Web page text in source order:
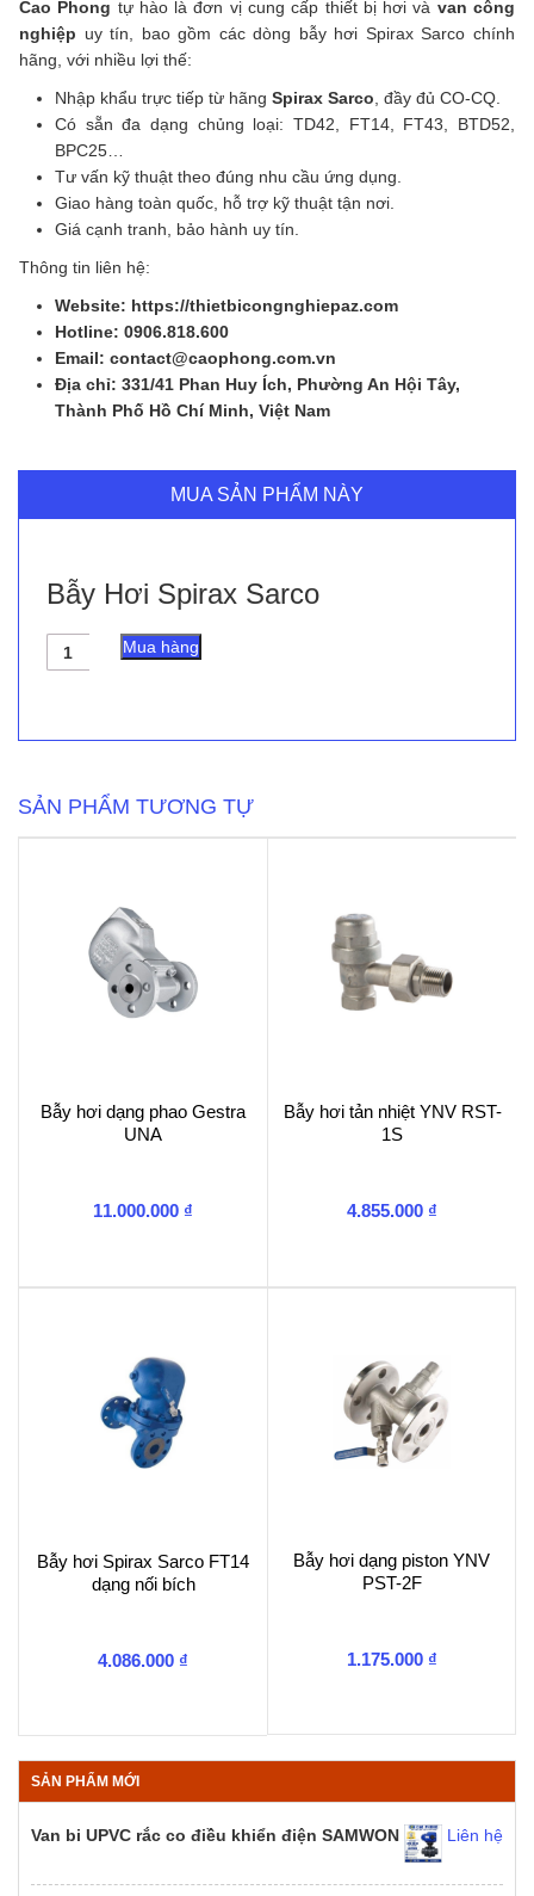
Cao Phong tự hào là đơn vị cung cấp thiết bị hơi và van công
nghiệp uy tín, bao gồm các dòng bẫy hơi Spirax Sarco chính
hãng, với nhiều lợi thế:
Nhập khẩu trực tiếp từ hãng Spirax Sarco, đầy đủ CO-CQ.
Có sẵn đa dạng chủng loại: TD42, FT14, FT43, BTD52,
BPC25…
Tư vấn kỹ thuật theo đúng nhu cầu ứng dụng.
Giao hàng toàn quốc, hỗ trợ kỹ thuật tận nơi.
Giá cạnh tranh, bảo hành uy tín.
Thông tin liên hệ:
Website: https://thietbicongnghiepaz.com
Hotline: 0906.818.600
Email: contact@caophong.com.vn
Địa chỉ: 331/41 Phan Huy Ích, Phường An Hội Tây,
Thành Phố Hồ Chí Minh, Việt Nam
MUA SẢN PHẨM NÀY
Bẫy Hơi Spirax Sarco
Bẫy
Hơi
Mua hàng
SẢN PHẨM TƯƠNG TỰ
Bẫy hơi dạng phao Gestra
UNA
11.000.000 ₫
Bẫy hơi tản nhiệt YNV RST-
1S
4.855.000 ₫
Bẫy hơi Spirax Sarco FT14
dạng nối bích
4.086.000 ₫
Bẫy hơi dạng piston YNV
PST-2F
1.175.000 ₫
SẢN PHẨM MỚI
Van bi UPVC rắc co điều khiển điện SAMWON Liên hệ